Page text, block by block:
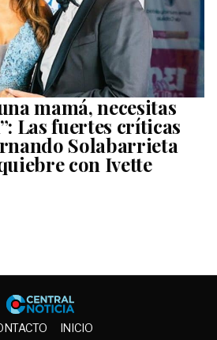
mamá, necesitas
Las fuertes críticas
Solabarrieta
con Ivette
Central
INICIO